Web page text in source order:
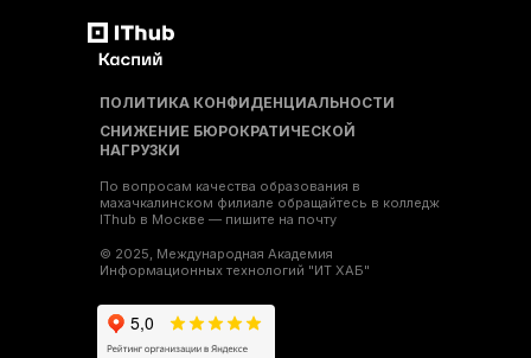
По вопросам качества образования в
махачкалинском филиале обращайтесь в колледж
IThub в Москве — пишите на почту
© 2025, Международная Академия
Информационных технологий "ИТ ХАБ"
ПОЛИТИКА КОНФИДЕНЦИАЛЬНОСТИ
СНИЖЕНИЕ БЮРОКРАТИЧЕСКОЙ
НАГРУЗКИ